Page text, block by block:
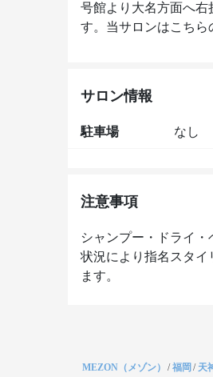
号館より大名方面へ右
す。当サロンはこちら
サロン情報
駐車場 なし
注意事項
シャンプー・ドライ
状況により指名スタ
ます。
MEZON（メゾン） /福岡 / 天